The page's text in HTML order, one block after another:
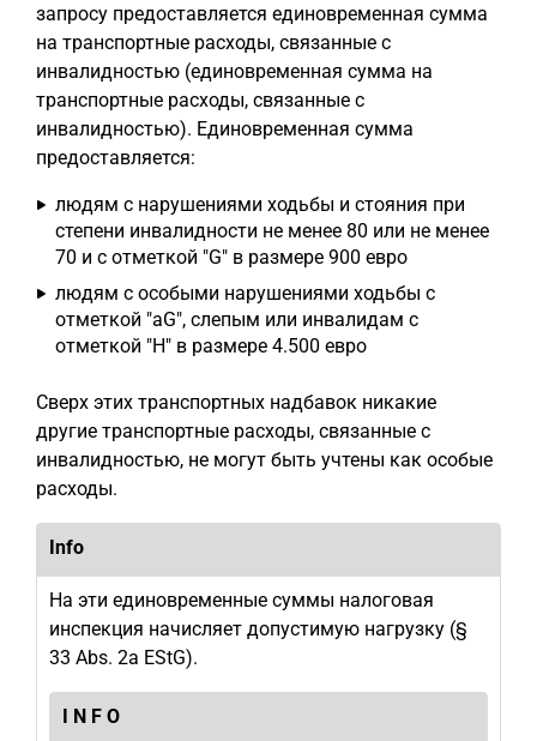
запросу предоставляется единовременная сумма
на транспортные расходы, связанные с
инвалидностью (единовременная сумма на
транспортные расходы, связанные с
инвалидностью). Единовременная сумма
предоставляется:
людям с нарушениями ходьбы и стояния при
степени инвалидности не менее 80 или не менее
70 и с отметкой "G" в размере 900 евро
людям с особыми нарушениями ходьбы с
отметкой "aG", слепым или инвалидам с
отметкой "H" в размере 4.500 евро
Сверх этих транспортных надбавок никакие
другие транспортные расходы, связанные с
инвалидностью, не могут быть учтены как особые
расходы.
Info
На эти единовременные суммы налоговая
инспекция начисляет допустимую нагрузку (§
33 Abs. 2a EStG).
I N F O